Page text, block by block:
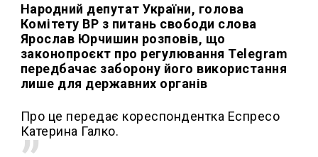
Народний депутат України, голова
Комітету ВР з питань свободи слова
Ярослав Юрчишин розповів, що
законопроєкт про регулювання Telegram
передбачає заборону його використання
лише для державних органів
Про це передає кореспондентка Еспресо
Катерина Галко.